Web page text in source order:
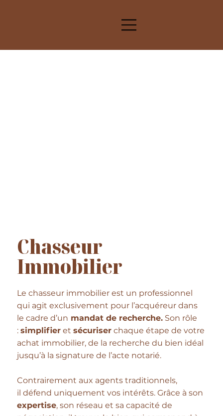
Chasseur
Immobilier
Le chasseur immobilier est un professionnel
qui agit exclusivement pour l’acquéreur dans
le cadre d’un mandat de recherche. Son rôle
:simplifier etsécuriser chaque étape de votre
achat immobilier, de la recherche du bien idéal
jusqu’à la signature de l’acte notarié.
Contrairement aux agents traditionnels,
il défend uniquement vos intérêts. Grâce à son
expertise, son réseau et sa capacité de